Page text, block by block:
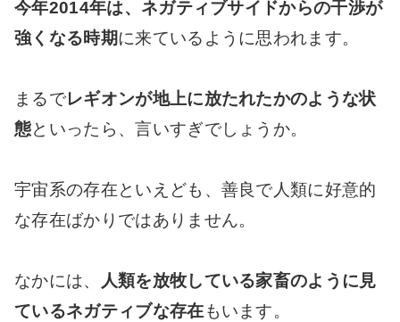
今年2014年は、ネガティブサイドからの干渉が
強くなる時期に来ているように思われます。
まるでレギオンが地上に放たれたかのような状
態といったら、言いすぎでしょうか。
宇宙系の存在といえども、善良で人類に好意的
な存在ばかりではありません。
なかには、
人類を放牧している家畜のように見
ているネガティブな存在もいます。